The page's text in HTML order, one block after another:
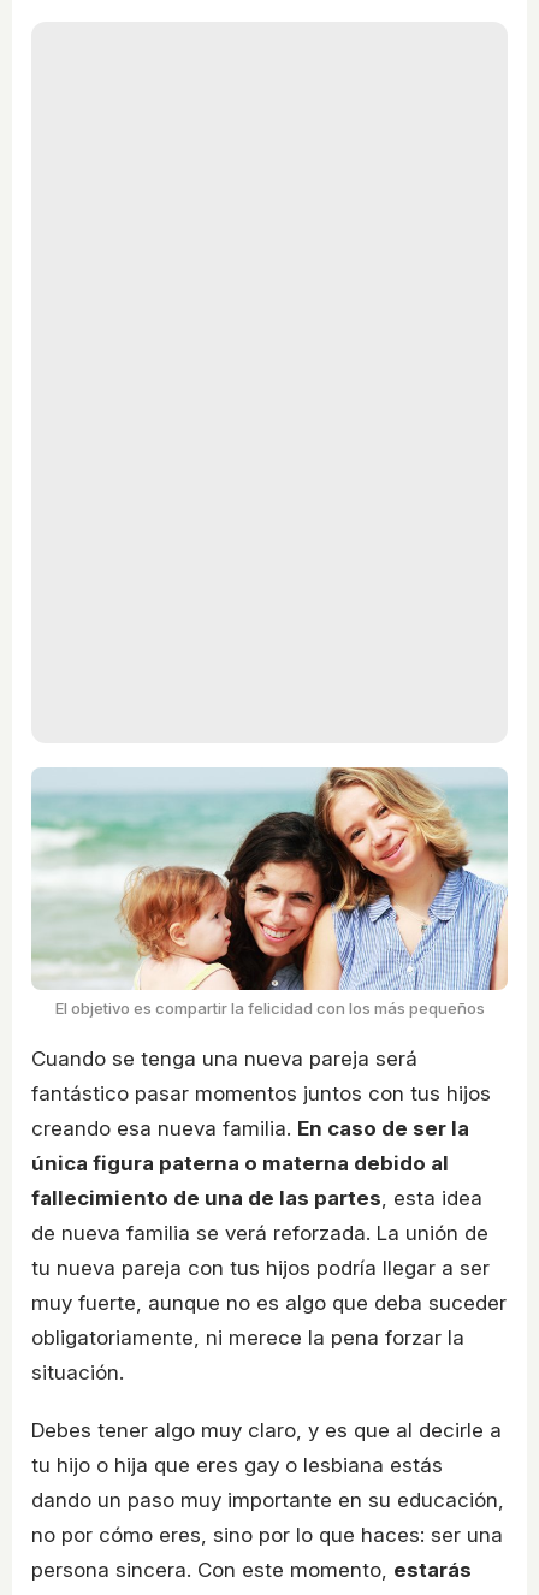
El objetivo es compartir la felicidad con los más pequeños
Cuando se tenga una nueva pareja será
fantástico pasar momentos juntos con tus hijos
creando esa nueva familia. En caso de ser la
única figura paterna o materna debido al
fallecimiento de una de las partes, esta idea
de nueva familia se verá reforzada. La unión de
tu nueva pareja con tus hijos podría llegar a ser
muy fuerte, aunque no es algo que deba suceder
obligatoriamente, ni merece la pena forzar la
situación.
Debes tener algo muy claro, y es que al decirle a
tu hijo o hija que eres gay o lesbiana estás
dando un paso muy importante en su educación,
no por cómo eres, sino por lo que haces: ser una
persona sincera. Con este momento, estarás